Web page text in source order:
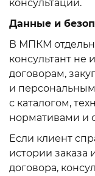
консультации.
Данные и
В МПКМ
консультант не
договорам,
и
с каталогом,
нормативами и
Если клиент
истории заказа
договора,